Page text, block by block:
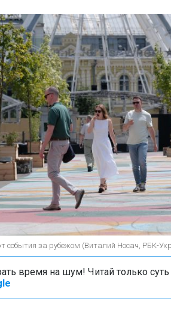
события за рубежом (Виталий Носач, РБК-
время на шум! Читай только суть